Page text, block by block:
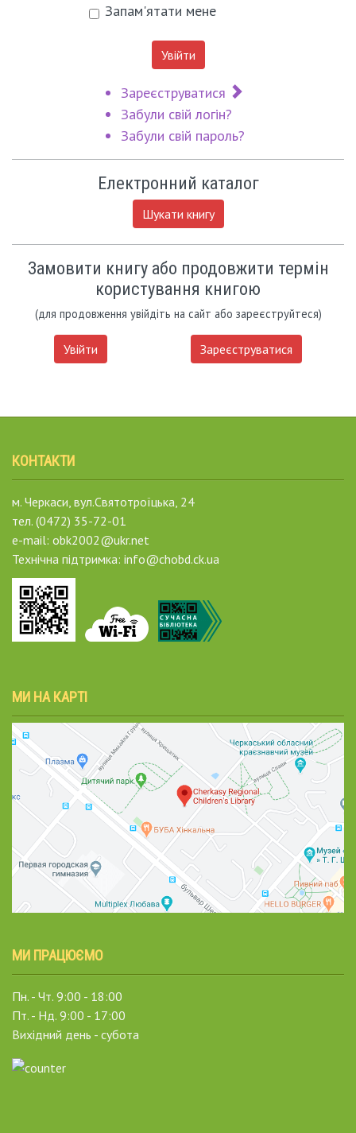
Запам'ятати мене
Увійти
Зареєструватися
Забули свій логін?
Забули свій пароль?
Електронний каталог
Шукати книгу
Замовити книгу або продовжити термін
користування книгою
(для продовження увійдіть на сайт або зареєструйтеся)
Увійти Зареєструватися
КОНТАКТИ
м. Черкаси, вул.Святотроїцька, 24
тел. (0472) 35-72-01
e-mail: obk2002@ukr.net
Технічна підтримка: info@chobd.ck.ua
МИ НА КАРТІ
МИ ПРАЦЮЄМО
Пн. - Чт. 9:00 - 18:00
Пт. - Нд. 9:00 - 17:00
Вихідний день - субота